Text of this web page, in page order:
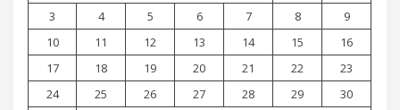
3
4 5 6 7 8
9
10
11 12 13 14 15
16
17
18 19 20 21 22
23
24
25 26 27 28 29
30